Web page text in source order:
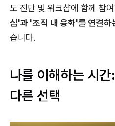
도 진단 및 워크샵에 함께 참
십'과 '조직 내 융화'를 연결하
습니다.
나를 이해하는 시
다른 선택